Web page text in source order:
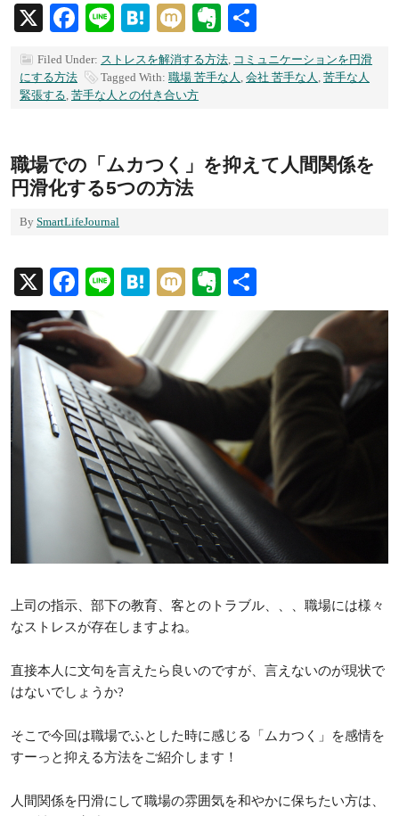
X Facebook
LineHatenaMixiEvernote
有
Filed Under: ストレスを解消する方法 コミュニケーションを円滑
にする方法
Tagged With: 職場 苦手な人 会社 苦手な人 苦手な人
緊張する 苦手な人との付き合い方
職場での「ムカつく」を抑えて人間関係を
円滑化する5つの方法
By SmartLifeJournal
X Facebook
LineHatenaMixiEvernote
有
上司の指示、部下の教育、客とのトラブル、、、職場には様々
なストレスが存在しますよね。
直接本人に文句を言えたら良いのですが、言えないのが現状で
はないでしょうか?
そこで今回は職場でふとした時に感じる「ムカつく」を感情を
すーっと抑える方法をご紹介します！
人間関係を円滑にして職場の雰囲気を和やかに保ちたい方は、